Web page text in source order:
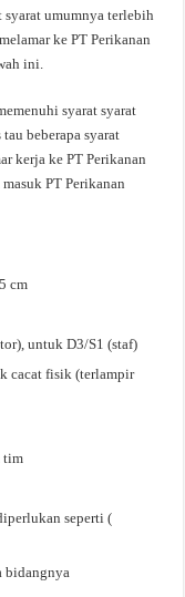
syarat umumnya terlebih
ke PT Perikanan
ini.
syarat syarat
beberapa syarat
kerja ke PT Perikanan
PT Perikanan
cm
untuk D3/S1 (staf)
cacat fisik (terlampir
tim
seperti (
bidangnya